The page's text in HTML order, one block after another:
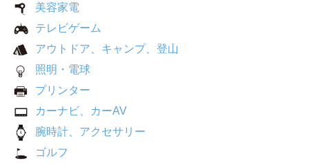
美容家電
テレビゲーム
アウトドア、キャンプ、登山
照明・電球
プリンター
カーナビ、カーAV
腕時計、アクセサリー
ゴルフ